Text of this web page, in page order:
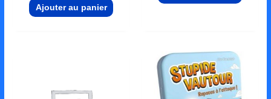
Ajouter au panier